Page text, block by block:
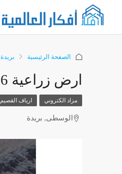
الصفحة الرئيسية بريدة
ارض زراعية 8,001.16م جنوب الموطأ – بريدة
مزاد الكتروني ارياف القصيم
الوسطى, بريدة